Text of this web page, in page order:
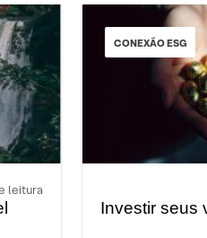
leitura
CONEXÃO ESG
Investir seus